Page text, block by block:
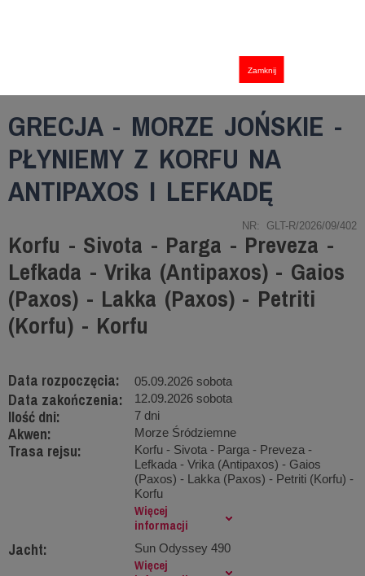
Zamknij
GRECJA - MORZE JOŃSKIE -
PŁYNIEMY Z KORFU NA
ANTIPAXOS I LEFKADĘ
NR: GLT-R/2026/09/402
Korfu - Sivota - Parga - Preveza -
Lefkada - Vrika (Antipaxos) - Gaios
(Paxos) - Lakka (Paxos) - Petriti
(Korfu) - Korfu
Data rozpoczęcia: 05.09.2026 sobota
Data zakończenia: 12.09.2026 sobota
Ilość dni: 7 dni
Akwen: Morze Śródziemne
Trasa rejsu:
Korfu - Sivota - Parga - Preveza -
Lefkada - Vrika (Antipaxos) - Gaios
(Paxos) - Lakka (Paxos) - Petriti (Korfu) -
Korfu
Więcej
informacji
Jacht: Sun Odyssey 490
Więcej